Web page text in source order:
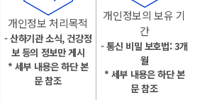
개인정보 처리목적
- 산하기관 소식, 건강정
보 등의 정보만 게시
* 세부 내용은 하단 본
문 참조
개인정보의 보유 기
간
- 통신 비밀 보호법: 3개
월
* 세부 내용은 하단 본
문 참조